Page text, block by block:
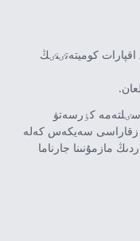
كوميتەتٸنٸڭ
سٸلتەمە كٶرسەتۋ
كٶزقاراسى سەيكەس كەلە
مازمۇنىنا جارناما